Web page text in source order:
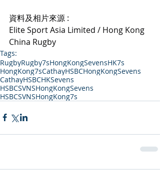
資料及相片來源 :
Elite Sport Asia Limited / Hong Kong
China Rugby
Tags:
RugbyRugby7sHongKongSevensHK7s
HongKong7sCathayHSBCHongKongSevens
CathayHSBCHKSevens
HSBCSVNSHongKongSevens
HSBCSVNSHongKong7s